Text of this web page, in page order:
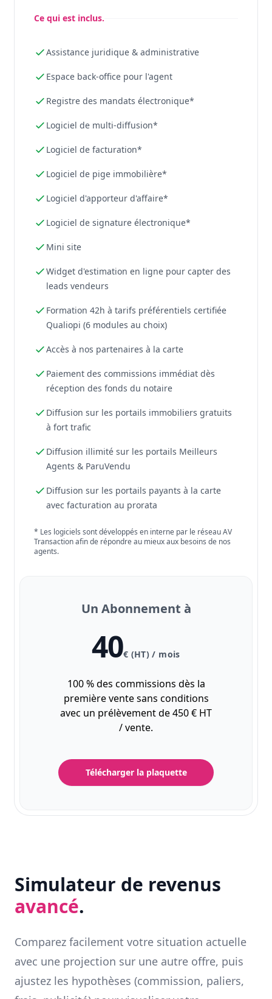
Ce qui est inclus.
Assistance juridique & administrative
Espace back-office pour l'agent
Registre des mandats électronique*
Logiciel de multi-diffusion*
Logiciel de facturation*
Logiciel de pige immobilière*
Logiciel d'apporteur d'affaire*
Logiciel de signature électronique*
Mini site
Widget d'estimation en ligne pour capter des
leads vendeurs
Formation 42h à tarifs préférentiels certifiée
Qualiopi (6 modules au choix)
Accès à nos partenaires à la carte
Paiement des commissions immédiat dès
réception des fonds du notaire
Diffusion sur les portails immobiliers gratuits
à fort trafic
Diffusion illimité sur les portails Meilleurs
Agents & ParuVendu
Diffusion sur les portails payants à la carte
avec facturation au prorata
* Les logiciels sont développés en interne par le réseau AV
Transaction afin de répondre au mieux aux besoins de nos
agents.
Un Abonnement à
40€ (HT) / mois
100 % des commissions dès la
première vente sans conditions
avec un prélèvement de 450 € HT
/ vente.
Télécharger la plaquette
Simulateur de revenus
avancé.
Comparez facilement votre situation actuelle
avec une projection sur une autre offre, puis
ajustez les hypothèses (commission, paliers,